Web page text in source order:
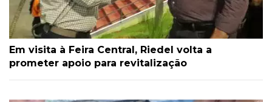
Em visita à Feira Central, Riedel volta a
prometer apoio para revitalização